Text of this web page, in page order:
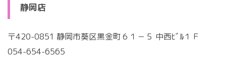
静岡店
〒420-0851 静岡市葵区黒金町６１－５ 中西ﾋﾞﾙ１Ｆ
054-654-6565